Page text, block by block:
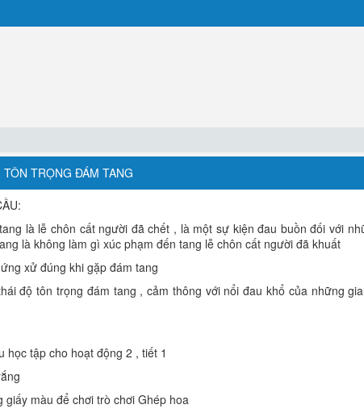
TRỌNG ĐÁM TANG
là lễ chôn cất người đã chết , là một sự kiện đau buồn đối với
là không làm gì xúc phạm đến tang lễ chôn cất người đã khuất
xử đúng khi gặp đám tang
độ tôn trọng đám tang , cảm thông với nổi đau khổ của những
học tập cho hoạt động 2 , tiết 1
giấy màu để chơi trò chơi Ghép hoa